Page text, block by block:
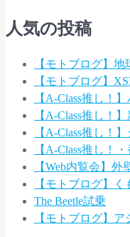
人気の投稿
【モトブログ】地
【モトブログ】
【A-Class推し！
【A-Class推し！
【A-Class推し！
【A-Class推し！
【Web内覧会】外
【モトブログ】
The Beetle試乗
【モトブログ】